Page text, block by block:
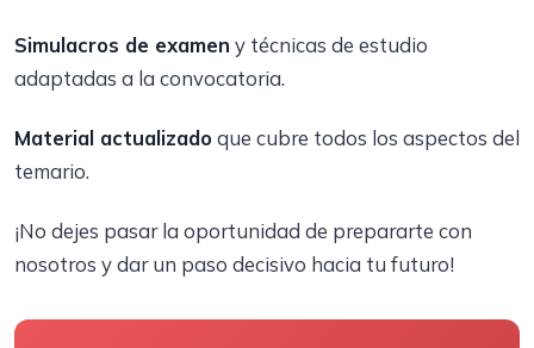
Simulacros de examen y técnicas de estudio
adaptadas a la convocatoria.
Material actualizado que cubre todos los aspectos del
temario.
¡No dejes pasar la oportunidad de prepararte con
nosotros y dar un paso decisivo hacia tu futuro!